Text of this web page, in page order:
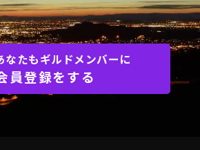
なたもギルドメンバーに
員登録をする